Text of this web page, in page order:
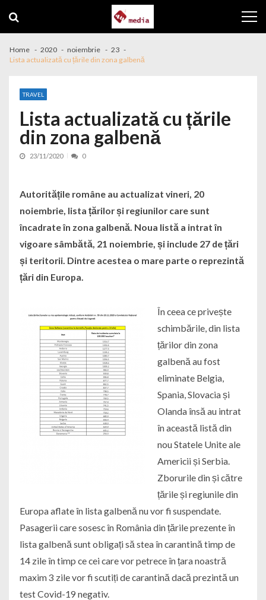
Home 2020 noiembrie
23
Lista actualizată cu țările din zona galbenă
TRAVEL
Lista actualizată cu țările
din zona galbenă
23/11/2020 0
Autoritățile române au actualizat vineri, 20
noiembrie, lista țărilor și regiunilor care sunt
încadrate în zona galbenă. Noua listă a intrat în
vigoare sâmbătă, 21 noiembrie, și include 27 de țări
și teritorii. Dintre acestea o mare parte o reprezintă
țări din Europa.
În ceea ce privește
schimbările, din lista
țărilor din zona
galbenă au fost
eliminate Belgia,
Spania, Slovacia și
Olanda însă au intrat
în această listă din
nou Statele Unite ale
Americii și Serbia.
Zborurile din și către
țările și regiunile din
Europa aflate în lista galbenă nu vor fi suspendate.
Pasagerii care sosesc în România din țările prezente în
lista galbenă sunt obligați să stea în carantină timp de
14 zile în timp ce cei care vor petrece în țara noastră
maxim 3 zile vor fi scutiți de carantină dacă prezintă un
test Covid-19 negativ.